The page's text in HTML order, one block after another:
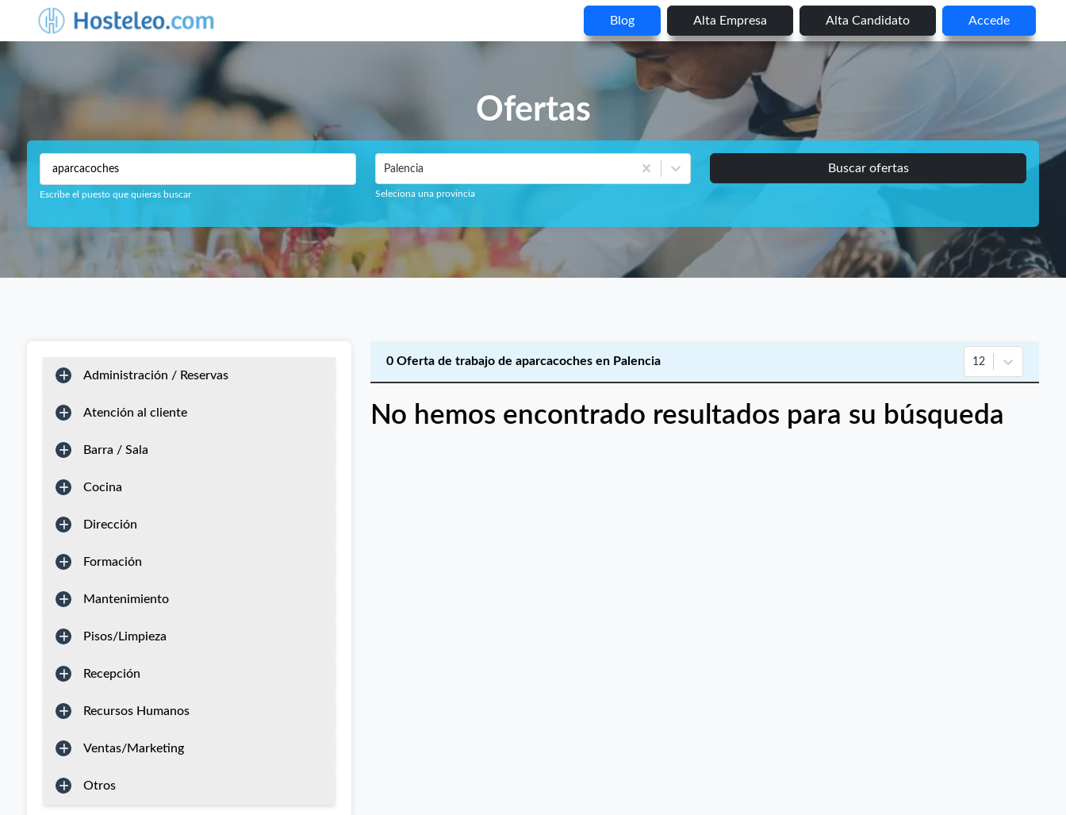
Blog Alta Empresa Alta Candidato Accede
Ofertas
Escribe el puesto que quieras buscar
Palencia
Seleciona una provincia
Buscar ofertas
Administración / Reservas
Atención al cliente
Barra / Sala
Cocina
Dirección
Formación
Mantenimiento
Pisos/Limpieza
Recepción
Recursos Humanos
Ventas/Marketing
Otros
0 Oferta de trabajo de aparcacoches en Palencia 12
No hemos encontrado resultados para su búsqueda